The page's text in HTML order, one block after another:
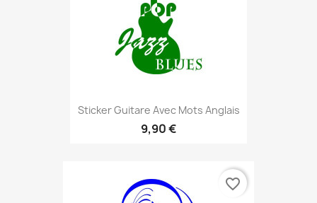
Sticker Guitare Avec Mots Anglais
9,90 €
favorite_border